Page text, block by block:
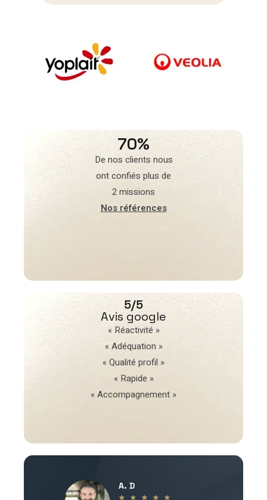
70%
De nos clients nous
ont confiés plus de
2 missions
Nos références
5/5
Avis google
« Réactivité »
« Adéquation »
« Qualité profil »
« Rapide »
« Accompagnement »
A. D
★ ★ ★ ★ ★